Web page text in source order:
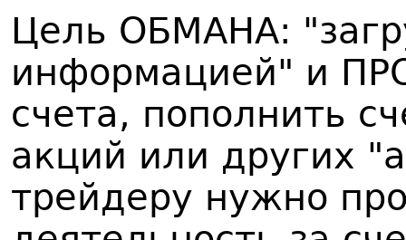
Цель ОБМАНА:
информацией" и
счета, пополнить
акций или других
трейдеру нужно